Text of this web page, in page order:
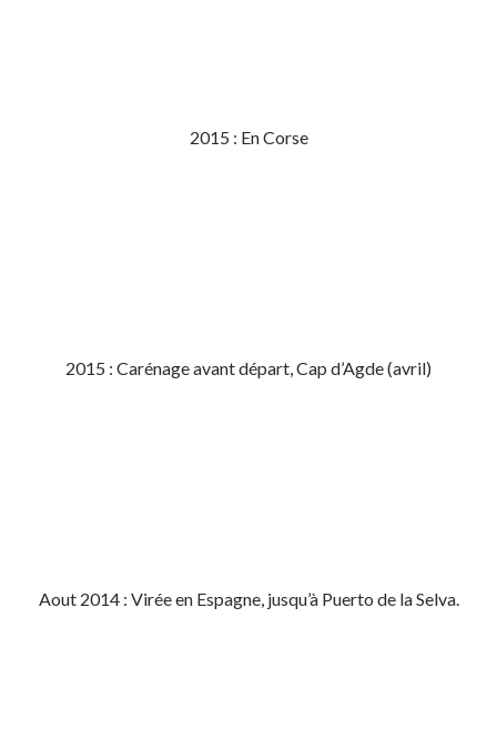
2015 : En Corse
2015 : Carénage avant départ, Cap d’Agde (avril)
Aout 2014 : Virée en Espagne, jusqu’à Puerto de la Selva.